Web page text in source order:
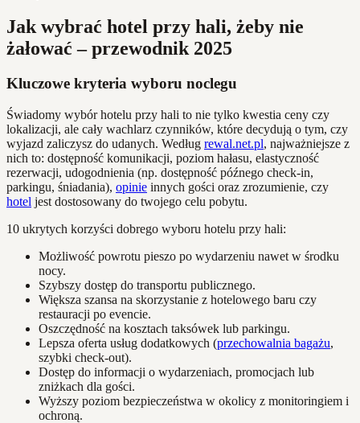
Jak wybrać hotel przy hali, żeby nie
żałować – przewodnik 2025
Kluczowe kryteria wyboru noclegu
Świadomy wybór hotelu przy hali to nie tylko kwestia ceny czy
lokalizacji, ale cały wachlarz czynników, które decydują o tym, czy
wyjazd zaliczysz do udanych. Według rewal.net.pl, najważniejsze z
nich to: dostępność komunikacji, poziom hałasu, elastyczność
rezerwacji, udogodnienia (np. dostępność późnego check-in,
parkingu, śniadania), opinie innych gości oraz zrozumienie, czy
hotel jest dostosowany do twojego celu pobytu.
10 ukrytych korzyści dobrego wyboru hotelu przy hali:
Możliwość powrotu pieszo po wydarzeniu nawet w środku
nocy.
Szybszy dostęp do transportu publicznego.
Większa szansa na skorzystanie z hotelowego baru czy
restauracji po evencie.
Oszczędność na kosztach taksówek lub parkingu.
Lepsza oferta usług dodatkowych (przechowalnia bagażu,
szybki check-out).
Dostęp do informacji o wydarzeniach, promocjach lub
zniżkach dla gości.
Wyższy poziom bezpieczeństwa w okolicy z monitoringiem i
ochroną.